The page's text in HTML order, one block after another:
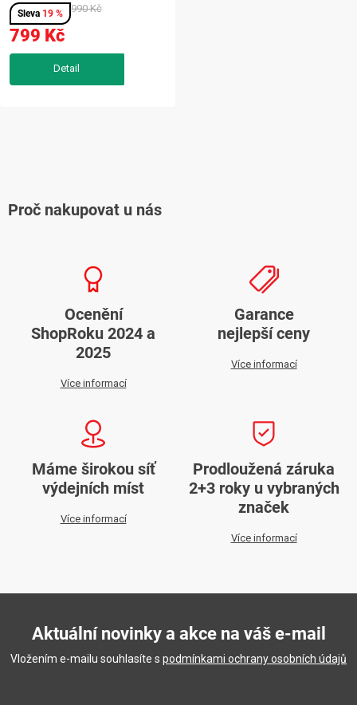
19 %
799 Kč
990 Kč
leskem, který vynikne při
každodenním nošení i
slavnostnějších příležitostech.
Precizně působící detaily...
á
Proč nakupovat u nás
Ocenění
ShopRoku 2024 a
2025
Více informací
Garance
nejlepší ceny
Více informací
Máme širokou síť
výdejních míst
Více informací
Prodloužená záruka
2+3 roky u vybraných
značek
Více informací
Aktuální novinky a akce na váš e-mail
Vložením e-mailu souhlasíte s podmínkami ochrany osobních údajů